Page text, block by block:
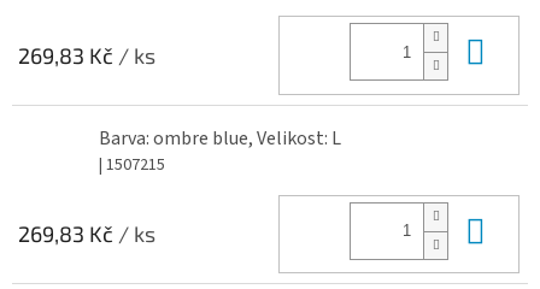
269,83 Kč / ks
Barva: ombre blue, Velikost: L
| 1507215
269,83 Kč / ks